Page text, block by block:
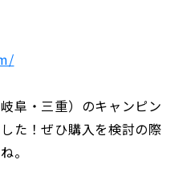
阜・三重）のキャンピン
た！ぜひ購入を検討の際
。